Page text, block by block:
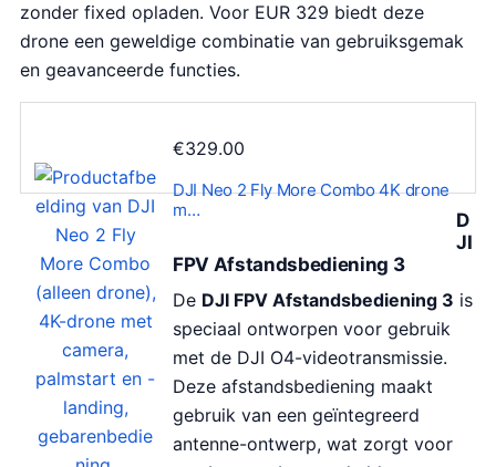
zonder fixed opladen. Voor EUR 329 biedt deze
drone een geweldige combinatie van gebruiksgemak
en geavanceerde functies.
€329.00
DJI Neo 2 Fly More Combo 4K drone
m…
D
JI
FPV Afstandsbediening 3
De DJI FPV Afstandsbediening 3 is
speciaal ontworpen voor gebruik
met de DJI O4-videotransmissie.
Deze afstandsbediening maakt
gebruik van een geïntegreerd
antenne-ontwerp, wat zorgt voor